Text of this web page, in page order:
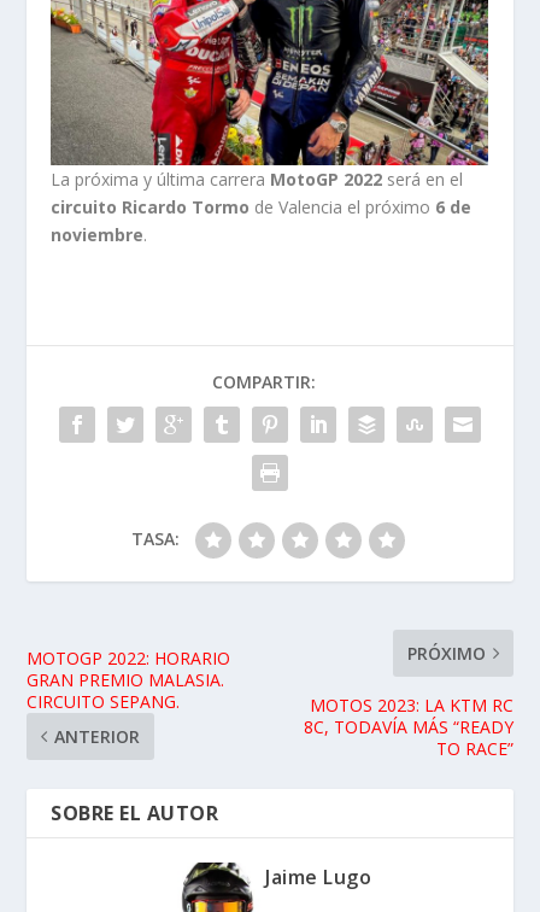
La próxima y última carrera MotoGP 2022 será en el
circuito Ricardo Tormo de Valencia el próximo 6 de
noviembre.
COMPARTIR:
TASA:
MOTOGP 2022: HORARIO
GRAN PREMIO MALASIA.
CIRCUITO SEPANG.
ANTERIOR
PRÓXIMO
MOTOS 2023: LA KTM RC
8C, TODAVÍA MÁS “READY
TO RACE”
SOBRE EL AUTOR
Jaime Lugo